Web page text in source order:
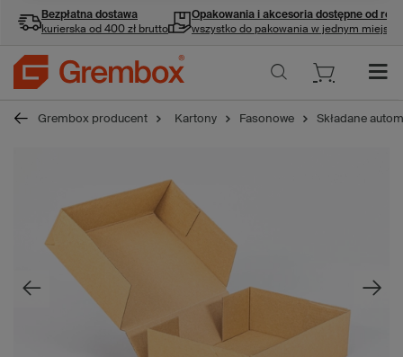
Bezpłatna dostawa
kurierska od 400 zł brutto
Opakowania i akcesoria dostępne od ręki
wszystko do pakowania w jednym miejscu
Grembox producent Kartony Fasonowe Składane